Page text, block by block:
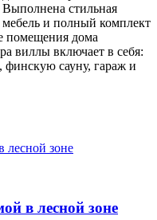
стильная
мебель и полный комплект
помещения дома
виллы включает в себя:
финскую сауну, гараж и
в лесной зоне